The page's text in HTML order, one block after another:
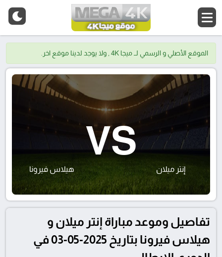
الموقع الأصلي و الرسمي لــ ميجا 4K , ولا يوجد لدينا موقع اخر.
إنتر ميلان
VS
هيلاس فيرونا
تفاصيل وموعد مباراة إنتر ميلان و
هيلاس فيرونا بتاريخ 2025-05-03 في